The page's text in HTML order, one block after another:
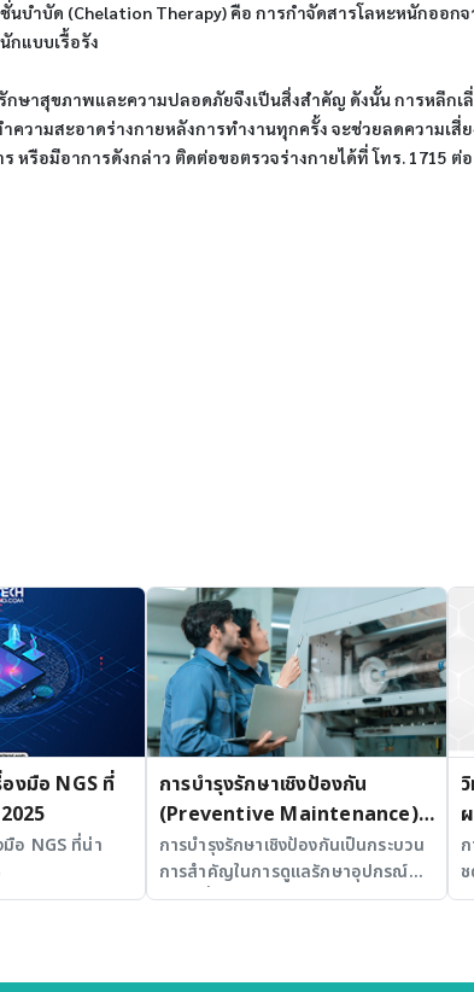
บำบัด (Chelation Therapy) คือ การกำจัดสารโลหะหนักออก
แบบเรื้อรัง
กษาสุขภาพและความปลอดภัยจึงเป็นสิ่งสำคัญ ดังนั้น การหลีก
วามสะอาดร่างกายหลังการทำงานทุกครั้ง จะช่วยลดความเสี่
หรือมีอาการดังกล่าว ติดต่อขอตรวจร่างกายได้ที่ โทร. 1715 ต่อ
งมือ NGS ที่
อ NGS ที่น่า
การบำรุงรักษาเชิงป้องกัน
(Preventive Maintenance)
สำหรับ Fume Hood ในห้อง
ปฏิบัติการ
การบำรุงรักษาเชิงป้องกันเป็นกระบวน
การสำคัญในการดูแลรักษาอุปกรณ์
และเครื่องมือในห้องปฏิบัติการ